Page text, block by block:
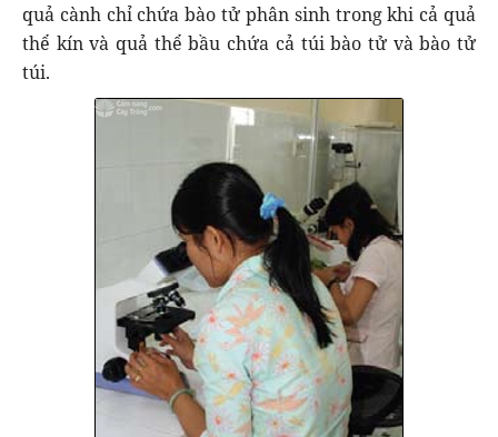
quả cành chỉ chứa bào tử phân sinh trong khi cả quả
thể kín và quả thể bầu chứa cả túi bào tử và bào tử
túi.